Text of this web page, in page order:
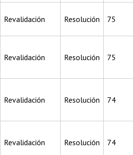
Revalidación Resolución 75
Revalidación Resolución 75
Revalidación Resolución 74
Revalidación Resolución 74